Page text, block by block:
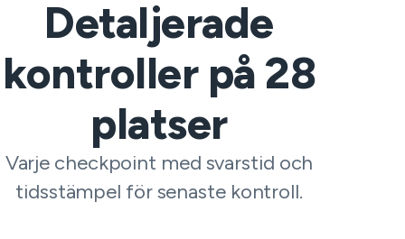
Detaljerade
kontroller på28
platser
Varje checkpoint med svarstid och
tidsstämpel för senaste kontroll.